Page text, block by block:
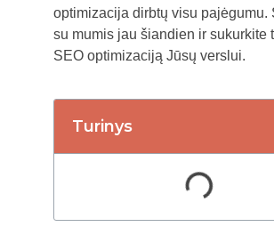
optimizacija dirbtų visu pajėgumu.
su mumis jau šiandien ir sukurkite
SEO optimizaciją Jūsų verslui.
Turinys